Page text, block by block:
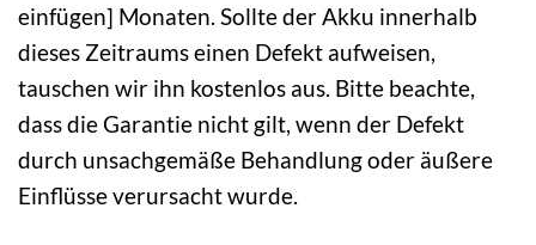
einfügen] Monaten. Sollte der Akku innerhalb
dieses Zeitraums einen Defekt aufweisen,
tauschen wir ihn kostenlos aus. Bitte beachte,
dass die Garantie nicht gilt, wenn der Defekt
durch unsachgemäße Behandlung oder äußere
Einflüsse verursacht wurde.